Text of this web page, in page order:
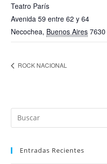
Teatro París
Avenida 59 entre 62 y 64
Necochea, Buenos Aires 7630
ROCK NACIONAL
Entradas Recientes